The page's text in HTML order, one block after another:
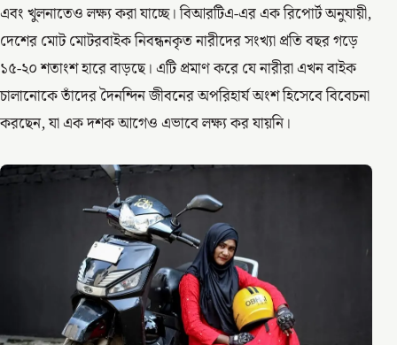
এবং খুলনাতেও লক্ষ্য করা যাচ্ছে। বিআরটিএ-এর এক রিপোর্ট অনুযায়ী,
দেশের মোট মোটরবাইক নিবন্ধনকৃত নারীদের সংখ্যা প্রতি বছর গড়ে
১৫-২০ শতাংশ হারে বাড়ছে। এটি প্রমাণ করে যে নারীরা এখন বাইক
চালানোকে তাঁদের দৈনন্দিন জীবনের অপরিহার্য অংশ হিসেবে বিবেচনা
করছেন, যা এক দশক আগেও এভাবে লক্ষ্য কর যায়নি।